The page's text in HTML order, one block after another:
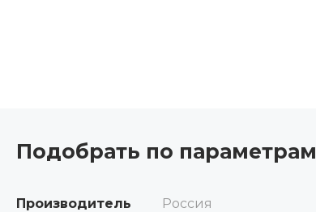
Подобрать по параметрам
Производитель Россия